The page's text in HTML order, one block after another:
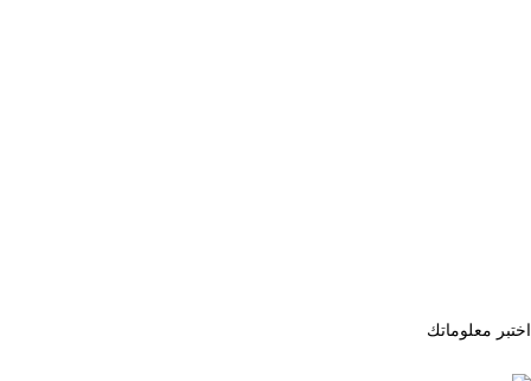
اختبر معلوماتك